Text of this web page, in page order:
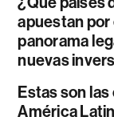
apuestan
panorama
nuevas
Estas son
América